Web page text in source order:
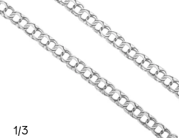
1/3